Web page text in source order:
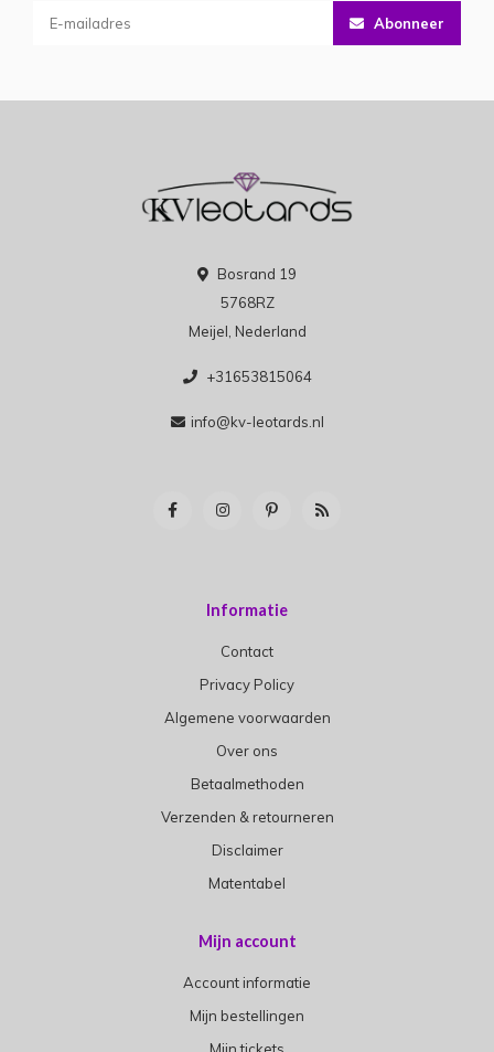
Abonneer
Bosrand 19
5768RZ
Meijel, Nederland
+31653815064
info@kv-leotards.nl
Informatie
Contact
Privacy Policy
Algemene voorwaarden
Over ons
Betaalmethoden
Verzenden & retourneren
Disclaimer
Matentabel
Mijn account
Account informatie
Mijn bestellingen